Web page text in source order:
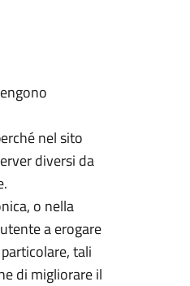
nel sito
diversi da
o nella
a erogare
tali
di migliorare il